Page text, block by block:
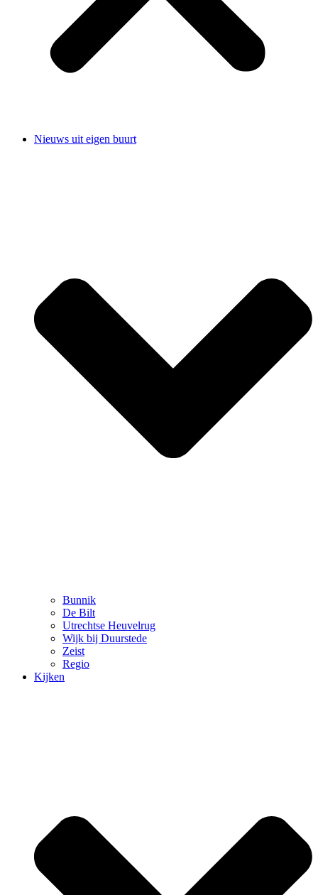
Nieuws uit eigen buurt
Bunnik
De Bilt
Utrechtse Heuvelrug
Wijk bij Duurstede
Zeist
Regio
Kijken